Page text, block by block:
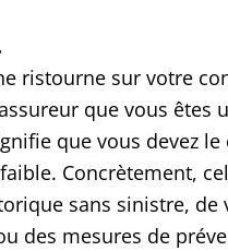
ristourne sur votre
que vous êtes
que vous devez
Concrètement,
sans sinistre, de
des mesures de